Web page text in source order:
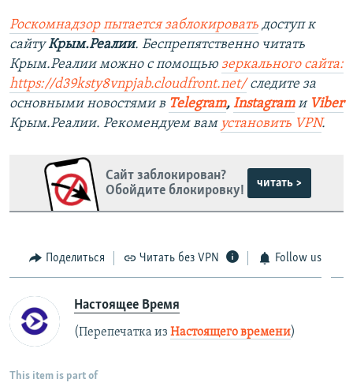
Роскомнадзор пытается заблокировать доступ к
сайтуКрым.Реалии. Беспрепятственно читать
Крым.Реалии можно с помощью зеркального сайта:
https://d39ksty8vnpjab.cloudfront.net/следите за
основными новостями в Telegram, Instagramи Viber
Крым.Реалии. Рекомендуем вам установить VPN.
Сайт заблокирован?
Обойдите блокировку!
читать >
Поделиться Читать без VPN Follow us
Настоящее Время
(Перепечатка из Настоящего времени)
This item is part of